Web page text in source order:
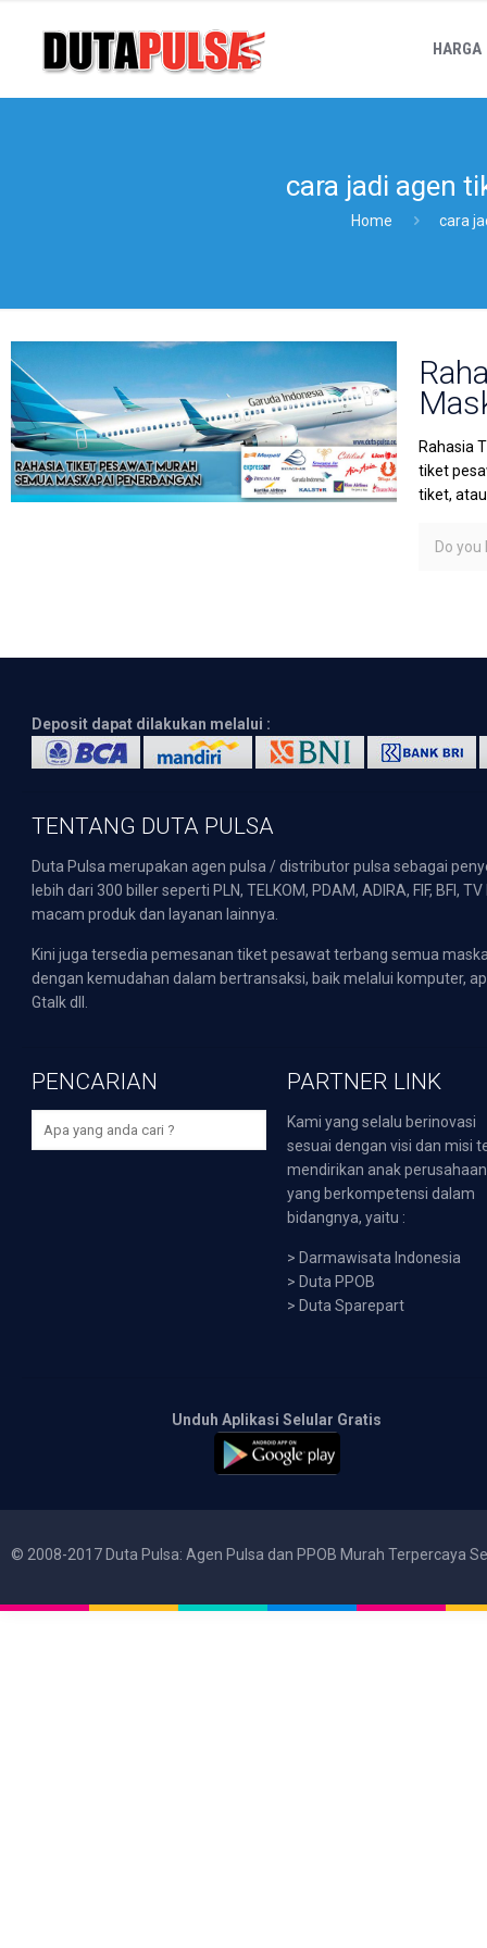
HARGA
cara jadi agen
Home cara
Rahasia
tiket
tiket,
Do you
Deposit dapat dilakukan melalui :
TENTANG DUTA PULSA
Duta Pulsa merupakan agen pulsa / distributor pulsa sebagai
lebih dari 300 biller seperti PLN, TELKOM, PDAM, ADIRA, FIF,
macam produk dan layanan lainnya.
Kini juga tersedia pemesanan tiket pesawat terbang semua
dengan kemudahan dalam bertransaksi, baik melalui komputer,
Gtalk dll.
PENCARIAN PARTNER LINK
Kami yang selalu berinovasi
sesuai dengan visi dan misi
mendirikan anak perusahaan
yang berkompetensi dalam
bidangnya, yaitu :
> Darmawisata Indonesia
> Duta PPOB
> Duta Sparepart
Unduh Aplikasi Selular Gratis
© 2008-2017 Duta Pulsa: Agen Pulsa dan PPOB Murah Terpercaya